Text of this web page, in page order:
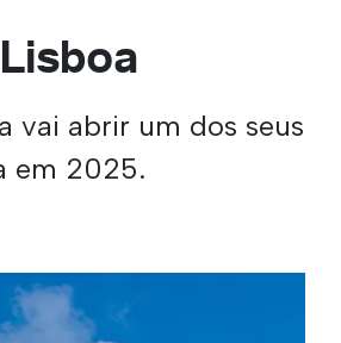
vai abrir um dos seus
em 2025.